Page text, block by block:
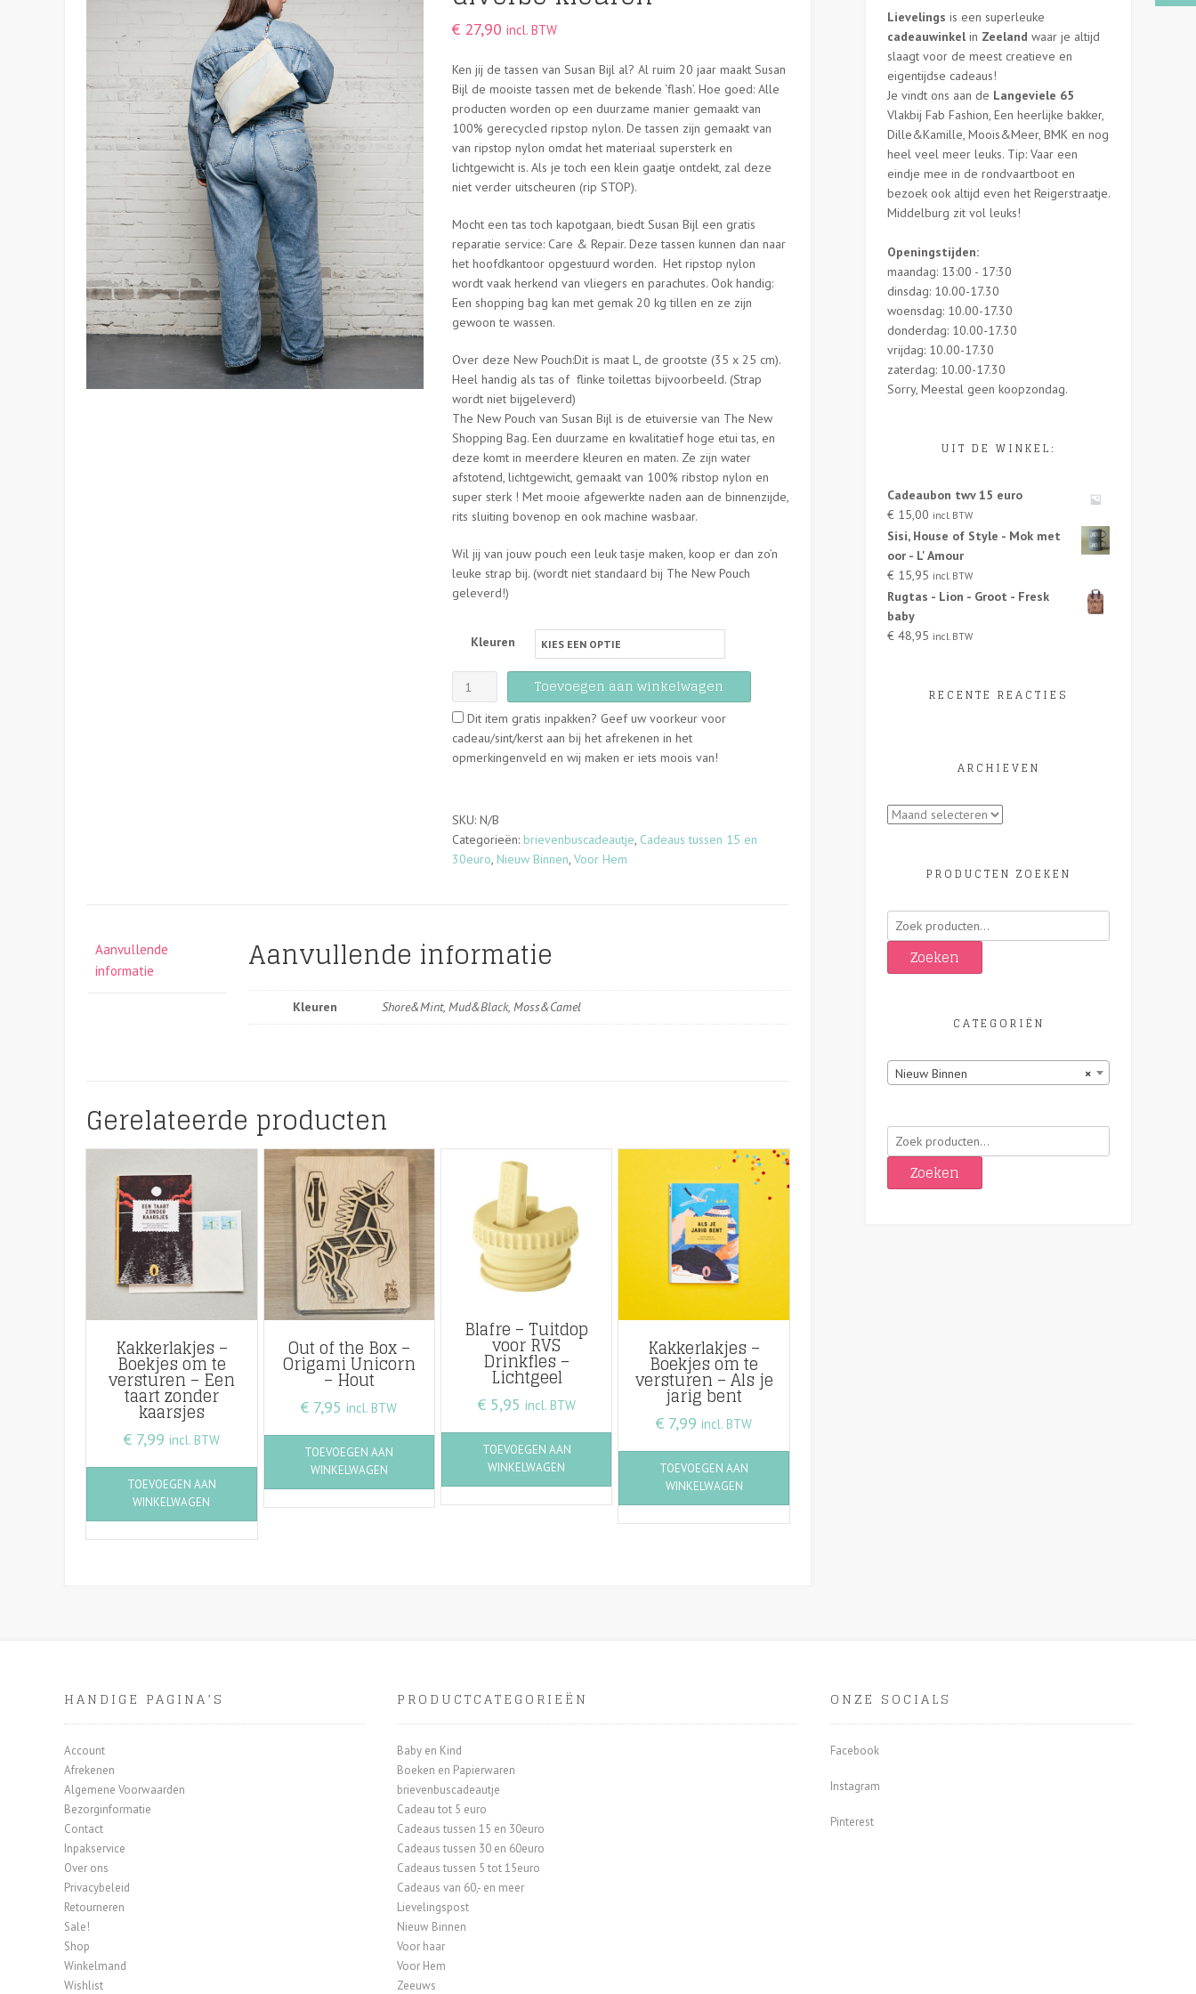
€27,90 incl. BTW
Ken jij de tassen van Susan Bijl al? Al ruim 20 jaar maakt Susan
Bijl de mooiste tassen met de bekende ‘flash’. Hoe goed: Alle
producten worden op een duurzame manier gemaakt van
100% gerecycled ripstop nylon. De tassen zijn gemaakt van
van ripstop nylon omdat het materiaal supersterk en
lichtgewicht is. Als je toch een klein gaatje ontdekt, zal deze
niet verder uitscheuren (rip STOP).
Mocht een tas toch kapotgaan, biedt Susan Bijl een gratis
reparatie service: Care & Repair. Deze tassen kunnen dan naar
het hoofdkantoor opgestuurd worden. Het ripstop nylon
wordt vaak herkend van vliegers en parachutes. Ook handig:
Een shopping bag kan met gemak 20 kg tillen en ze zijn
gewoon te wassen.
Over deze New Pouch:Dit is maat L, de grootste (35 x 25 cm).
Heel handig als tas of flinke toilettas bijvoorbeeld. (Strap
wordt niet bijgeleverd)
The New Pouch van Susan Bijl is de etuiversie van The New
Shopping Bag. Een duurzame en kwalitatief hoge etui tas, en
deze komt in meerdere kleuren en maten. Ze zijn water
afstotend, lichtgewicht, gemaakt van 100% ribstop nylon en
super sterk ! Met mooie afgewerkte naden aan de binnenzijde,
rits sluiting bovenop en ook machine wasbaar.
Wil jij van jouw pouch een leuk tasje maken, koop er dan zo’n
leuke strap bij. (wordt niet standaard bij The New Pouch
geleverd!)
Kleuren
Susan
Bijl
-
The
New
-
REVERB
-
Toevoegen aan winkelwagen
Dit item gratis inpakken? Geef uw voorkeur voor
cadeau/sint/kerst aan bij het afrekenen in het
opmerkingenveld en wij maken er iets moois van!
SKU: N/B
Categorieën: brievenbuscadeautje, Cadeaus tussen 15 en
30euro, Nieuw Binnen, Voor Hem
Aanvullende
informatie
Aanvullende informatie
Kleuren Shore&Mint, Mud&Black, Moss&Camel
Gerelateerde producten
Kakkerlakjes –
Boekjes om te
versturen – Een
taart zonder
kaarsjes
€7,99 incl. BTW
TOEVOEGEN AAN
WINKELWAGEN
Out of the Box –
Origami Unicorn
– Hout
€ 7,95 incl. BTW
TOEVOEGEN AAN
WINKELWAGEN
Blafre – Tuitdop
voor RVS
Drinkfles –
Lichtgeel
€5,95 incl. BTW
TOEVOEGEN AAN
WINKELWAGEN
Kakkerlakjes –
Boekjes om te
versturen – Als je
jarig bent
€ 7,99 incl. BTW
TOEVOEGEN AAN
WINKELWAGEN
Lievelings is een superleuke
cadeauwinkelin Zeeland waar je altijd
slaagt voor de meest creatieve en
eigentijdse cadeaus!
Je vindt ons aan de Langeviele 65
Vlakbij Fab Fashion, Een heerlijke bakker,
Dille&Kamille, Moois&Meer, BMK en nog
heel veel meer leuks. Tip: Vaar een
eindje mee in de rondvaartboot en
bezoek ook altijd even het Reigerstraatje.
Middelburg zit vol leuks!
Openingstijden:
maandag: 13:00 - 17:30
dinsdag: 10.00-17.30
woensdag: 10.00-17.30
donderdag: 10.00-17.30
vrijdag: 10.00-17.30
zaterdag: 10.00-17.30
Sorry, Meestal geen koopzondag.
UIT DE WINKEL:
Cadeaubon twv 15 euro
€ 15,00 incl. BTW
Sisi, House of Style - Mok met
oor - L' Amour
€ 15,95 incl. BTW
Rugtas - Lion - Groot - Fresk
baby
€ 48,95 incl. BTW
RECENTE REACTIES
ARCHIEVEN
Archieven
PRODUCTEN ZOEKEN
Zoeken
naar:
Zoeken
CATEGORIËN
×
Nieuw Binnen
Zoeken
naar:
Zoeken
HANDIGE PAGINA’S
Account
Afrekenen
Algemene Voorwaarden
Bezorginformatie
Contact
Inpakservice
Over ons
Privacybeleid
Retourneren
Sale!
Shop
Winkelmand
Wishlist
PRODUCTCATEGORIEËN
Baby en Kind
Boeken en Papierwaren
brievenbuscadeautje
Cadeau tot 5 euro
Cadeaus tussen 15 en 30euro
Cadeaus tussen 30 en 60euro
Cadeaus tussen 5 tot 15euro
Cadeaus van 60,- en meer
Lievelingspost
Nieuw Binnen
Voor haar
Voor Hem
Zeeuws
ONZE SOCIALS
Facebook
Instagram
Pinterest